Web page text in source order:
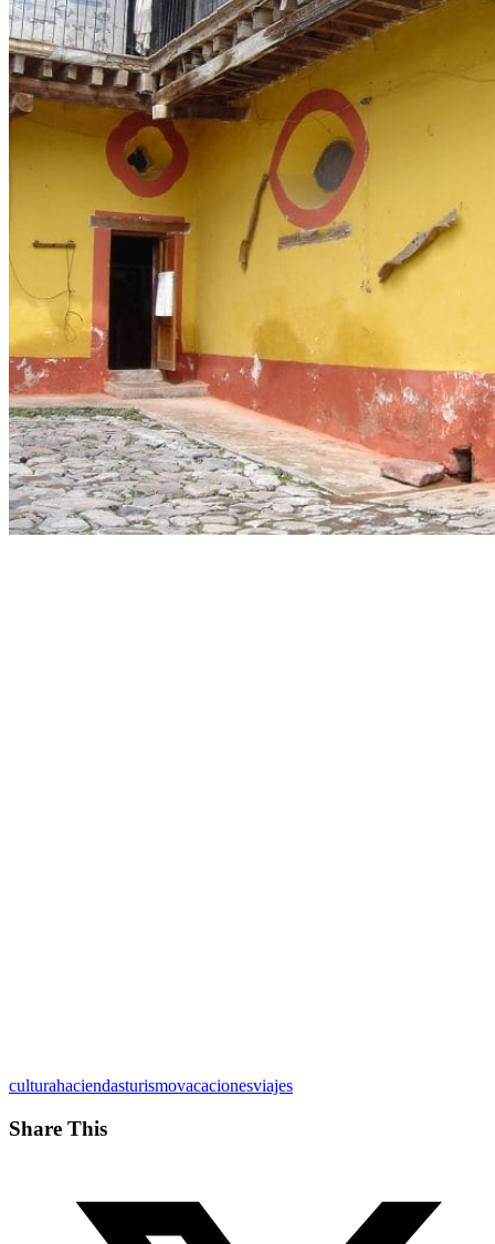
culturahaciendasturismovacacionesviajes
Share This